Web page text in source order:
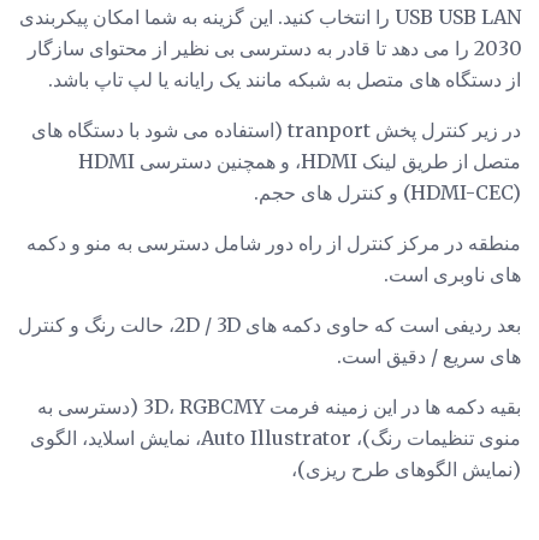
USB USB LAN را انتخاب کنید. این گزینه به شما امکان پیکربندی
2030 را می دهد تا قادر به دسترسی بی نظیر از محتوای سازگار
از دستگاه های متصل به شبکه مانند یک رایانه یا لپ تاپ باشد.
در زیر کنترل پخش tranport (استفاده می شود با دستگاه های
متصل از طریق لینک HDMI، و همچنین دسترسی HDMI
(HDMI-CEC) و کنترل های حجم.
منطقه در مرکز کنترل از راه دور شامل دسترسی به منو و دکمه
های ناوبری است.
بعد ردیفی است که حاوی دکمه های 2D / 3D، حالت رنگ و کنترل
های سریع / دقیق است.
بقیه دکمه ها در این زمینه فرمت 3D، RGBCMY (دسترسی به
منوی تنظیمات رنگ)، Auto Illustrator، نمایش اسلاید، الگوی
(نمایش الگوهای طرح ریزی)،